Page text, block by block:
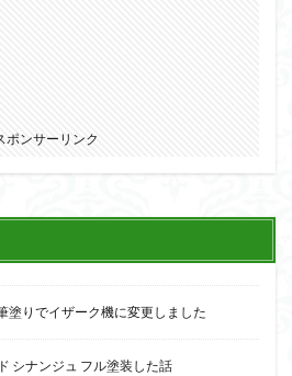
ポンサーリンク
塗りでイザーク機に変更しました
シナンジュ フル塗装した話